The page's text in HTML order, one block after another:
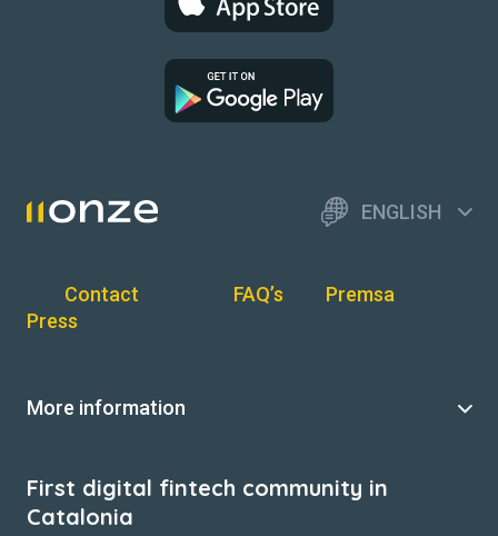
ENGLISH
Contact FAQ’s
Premsa
Press
More information
First digital fintech community in
Catalonia